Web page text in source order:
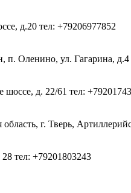
д.20 тел: +79206977852
п. Оленино, ул. Гагарина, д.4
шоссе, д. 22/61 тел:
г. Тверь,
28 тел: +79201803243